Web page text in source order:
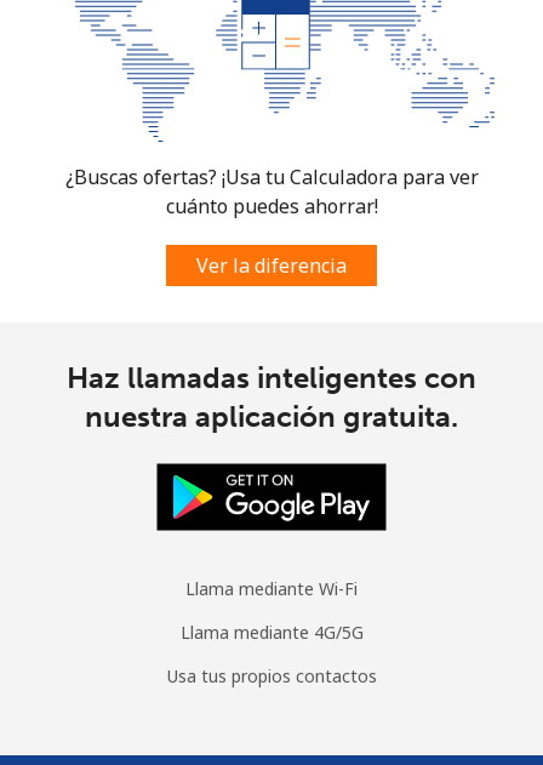
¿Buscas ofertas? ¡Usa tu Calculadora para ver
cuánto puedes ahorrar!
Ver la diferencia
Haz llamadas inteligentes con
nuestra aplicación gratuita.
Llama mediante Wi-Fi
Llama mediante 4G/5G
Usa tus propios contactos